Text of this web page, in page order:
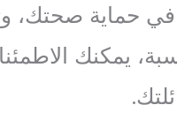
في حماية
يمكنك